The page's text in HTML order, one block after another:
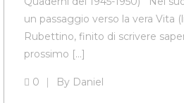
un passaggio verso la vera Vita
Rubettino, finito di scrivere
prossimo […]
0 By Daniel